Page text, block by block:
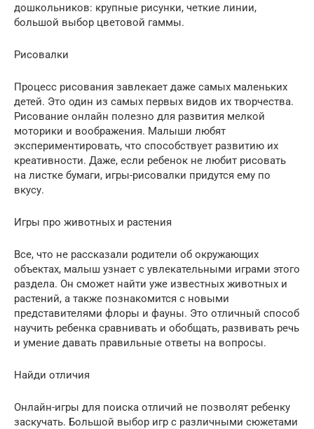
дошкольников: крупные рисунки, четкие линии,
большой выбор цветовой гаммы.
Рисовалки
Процесс рисования завлекает даже самых маленьких
детей. Это один из самых первых видов их творчества.
Рисование онлайн полезно для развития мелкой
моторики и воображения. Малыши любят
экспериментировать, что способствует развитию их
креативности. Даже, если ребенок не любит рисовать
на листке бумаги, игры-рисовалки придутся ему по
вкусу.
Игры про животных и растения
Все, что не рассказали родители об окружающих
объектах, малыш узнает с увлекательными играми этого
раздела. Он сможет найти уже известных животных и
растений, а также познакомится с новыми
представителями флоры и фауны. Это отличный способ
научить ребенка сравнивать и обобщать, развивать речь
и умение давать правильные ответы на вопросы.
Найди отличия
Онлайн-игры для поиска отличий не позволят ребенку
заскучать. Большой выбор игр с различными сюжетами